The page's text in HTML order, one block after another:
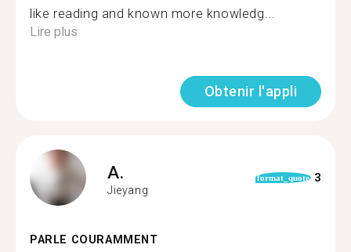
like reading and known more knowledg...
Lire plus
Obtenir l'appli
A.
Jieyang
format_quote 3
PARLE COURAMMENT